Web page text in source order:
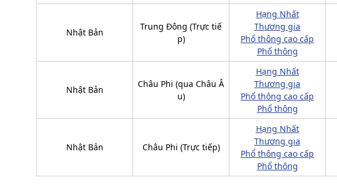
Nhật Bản
Trung Đông (Trực tiế
p)
Hạng Nhất
Thương gia
Phổ thông cao cấp
Phổ thông
Nhật Bản
Châu Phi (qua Châu Â
u)
Hạng Nhất
Thương gia
Phổ thông cao cấp
Phổ thông
Nhật Bản Châu Phi (Trực tiếp)
Hạng Nhất
Thương gia
Phổ thông cao cấp
Phổ thông